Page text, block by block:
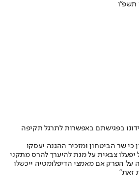
תשפ"ו
ידונו בפגישתם באפשרות לתרגל תקיפה
כי שר הביטחון ומזכיר ההגנה יעסקו
צבאית על מנת להיערך להרס מתקני
על הפרק אם מאמצי הדיפלומטיה ייכשלו
זאת"